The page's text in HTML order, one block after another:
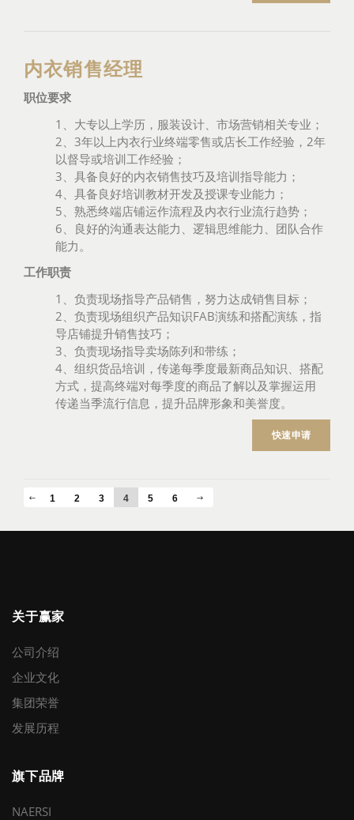
内衣销售经理
职位要求
1、大专以上学历，服装设计、市场营销相关专业；
2、3年以上内衣行业终端零售或店长工作经验，2年
以督导或培训工作经验；
3、具备良好的内衣销售技巧及培训指导能力；
4、具备良好培训教材开发及授课专业能力；
5、熟悉终端店铺运作流程及内衣行业流行趋势；
6、良好的沟通表达能力、逻辑思维能力、团队合作
能力。
工作职责
1、负责现场指导产品销售，努力达成销售目标；
2、负责现场组织产品知识FAB演练和搭配演练，指
导店铺提升销售技巧；
3、负责现场指导卖场陈列和带练；
4、组织货品培训，传递每季度最新商品知识、搭配
方式，提高终端对每季度的商品了解以及掌握运用
传递当季流行信息，提升品牌形象和美誉度。
快速申请
1 2 3 4 5 6
关于赢家
公司介绍
企业文化
集团荣誉
发展历程
旗下品牌
NAERSI